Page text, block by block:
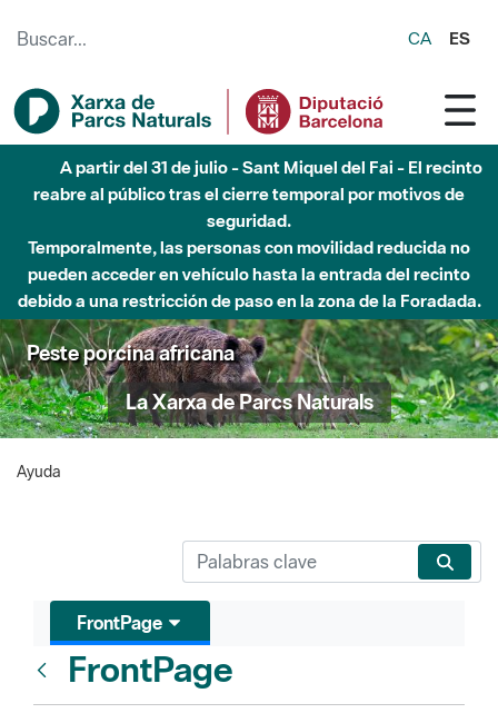
CA ES
A partir del 31 de julio - Sant Miquel del Fai - El recinto
reabre al público tras el cierre temporal por motivos de
seguridad.
Temporalmente, las personas con movilidad reducida no
pueden acceder en vehículo hasta la entrada del recinto
debido a una restricción de paso en la zona de la Foradada.
Peste porcina africana
La Xarxa de Parcs Naturals
Ayuda
FrontPage
FrontPage